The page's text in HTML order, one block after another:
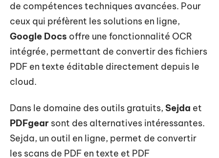
de compétences techniques avancées. Pour
ceux qui préfèrent les solutions en ligne,
Google Docs offre une fonctionnalité OCR
intégrée, permettant de convertir des fichiers
PDF en texte éditable directement depuis le
cloud.
Dans le domaine des outils gratuits, Sejda et
PDFgear sont des alternatives intéressantes.
Sejda, un outil en ligne, permet de convertir
les scans de PDF en texte et PDF